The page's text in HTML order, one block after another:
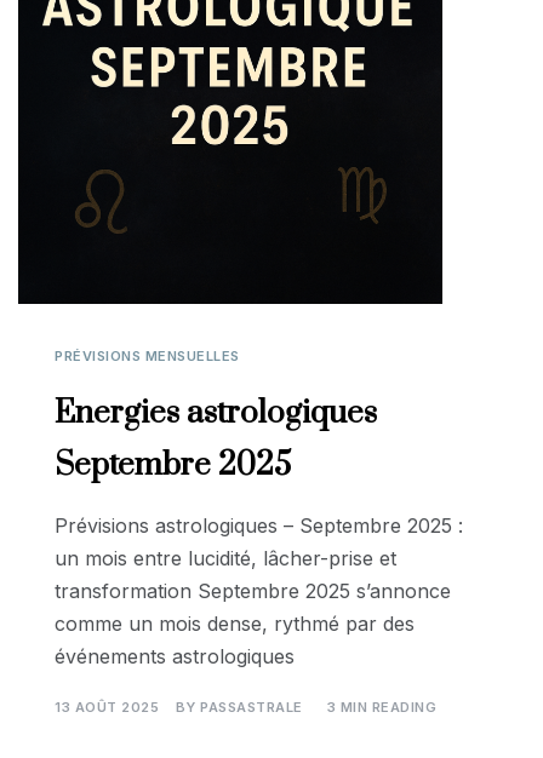
PRÉVISIONS MENSUELLES
Energies astrologiques
Septembre 2025
Prévisions astrologiques – Septembre 2025 :
un mois entre lucidité, lâcher-prise et
transformation Septembre 2025 s’annonce
comme un mois dense, rythmé par des
événements astrologiques
13 AOÛT 2025 BY PASSASTRALE 3 MIN READING